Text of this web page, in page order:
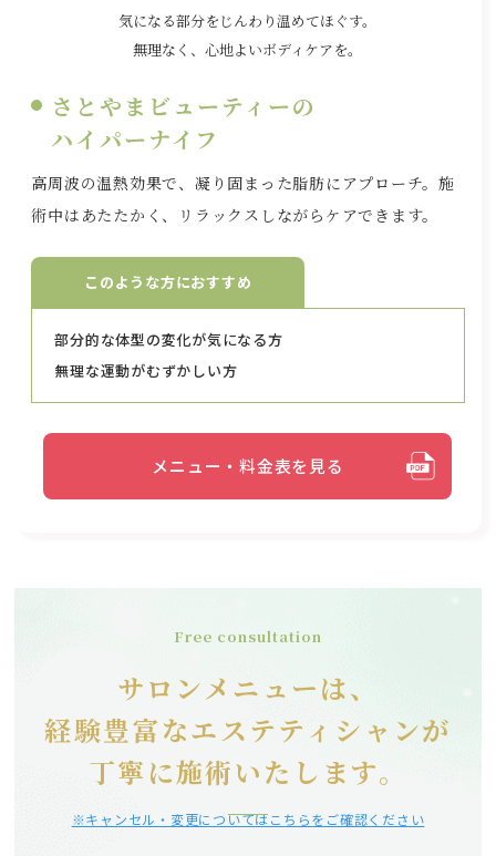
気になる部分をじんわり温めてほぐす。
無理なく、心地よいボディケアを。
さとやまビューティーの
ハイパーナイフ
高周波の温熱効果で、凝り固まった脂肪にアプローチ。施
術中はあたたかく、リラックスしながらケアできます。
このような方におすすめ
部分的な体型の変化が気になる方
無理な運動がむずかしい方
メニュー・料金表を見る
Free consultation
サロンメニューは、
経験豊富なエステティシャンが
丁寧に施術いたします。
※キャンセル・変更についてはこちらをご確認ください